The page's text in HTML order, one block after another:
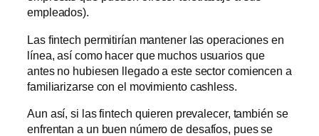
empleados).
Las fintech permitirían mantener las operaciones en
línea, así como hacer que muchos usuarios que
antes no hubiesen llegado a este sector comiencen a
familiarizarse con el movimiento cashless.
Aun así, si las fintech quieren prevalecer, también se
enfrentan a un buen número de desafíos, pues se